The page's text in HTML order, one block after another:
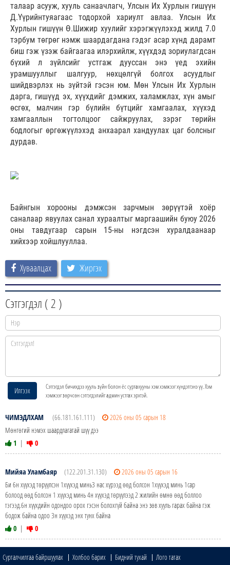
талаар асууж, хууль санаачлагч, Улсын Их Хурлын гишүүн
Д.Үүрийнтуяагаас тодорхой хариулт авлаа. Улсын Их
Хурлын гишүүн Ө.Шижир хуулийг хэрэгжүүлэхэд жилд 7.0
тэрбум төгрөг нэмж шаардагдана гэдэг асар хүнд дарамт
биш гэж үзэж байгаагаа илэрхийлж, хүүхдэд зориулагдсан
бүхий л зүйлсийг устгаж дууссан энэ үед эхийн
урамшууллыг шалгуур, нөхцөлгүй болгох асуудлыг
шийдвэрлэх нь зүйтэй гэсэн юм. Мөн Улсын Их Хурлын
дарга, гишүүд эх, хүүхдийг дэмжих, халамжлах, хүн амыг
өсгөх, малчин гэр бүлийн бүтцийг хамгаалах, хүүхэд
хамгааллын тогтолцоог сайжруулах, зэрэг төрийн
бодлогыг өргөжүүлэхэд анхаарал хандуулах цаг болсныг
дурдав.
Байнгын хорооны дэмжсэн зарчмын зөрүүтэй хоёр
саналаар явуулах санал хураалтыг маргаашийн буюу 2026
оны тавдугаар сарын 15-ны нэгдсэн хуралдаанаар
хийхээр хойшлууллаа.
Хуваалцах Жиргэх
Сэтгэгдэл (2 )
Илгээх
Сэтгэгдэл бичихдээ хууль зүйн болон ёс суртахууны хэм хэмжээг хүндэтгэнэ үү. Хэм
хэмжээг зөрчсөн сэтгэгдэлийг админ устгах эрхтэй.
ЧИМЭДЛХАМ (66.181.161.111)
2026 оны 05 сарын 18
Мөнгөгий нэмэх шаардлагатай шүү дээ
1 | 0
Мийяа Уламбаяр (122.201.31.130)
2026 оны 05 сарын 16
Би 6н хүүхэд төрүүлсэн 1хүүхэд минь3 нас хүрээд өөд болсон 1хүүхэд минь 1сар
болоод өөд болсон 1 хүүхэд минь 4н хүүхэд төрүүлээд 2 жилийн өмнө өөд боллоо
тэгээд.6н хүүхдийн одондоо орох гэсэн болохгүй байна энэ зөв хууль гарах байна гэж
бодож байна одоо 3н хүүхэд энх тунх байна
0 | 0
Сурталчилгаа байршуулах Холбоо барих Бидний тухай
Лого татах